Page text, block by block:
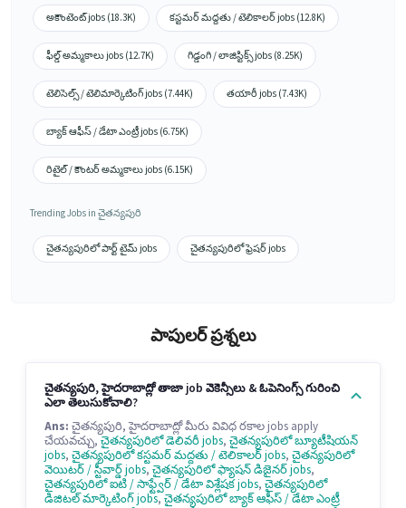
అకౌంటెంట్ jobs (18.3K) కస్టమర్ మద్దతు / టెలికాలర్ jobs (12.8K)
ఫీల్డ్ అమ్మకాలు jobs (12.7K) గిడ్డంగి / లాజిస్టిక్స్ jobs (8.25K)
టెలిసెల్స్ / టెలిమార్కెటింగ్ jobs (7.44K) తయారీ jobs (7.43K)
బ్యాక్ ఆఫీస్ / డేటా ఎంట్రీ jobs (6.75K)
రిటైల్ / కౌంటర్ అమ్మకాలు jobs (6.15K)
Trending Jobs in చైతన్యపురి
చైతన్యపురిలో పార్ట్ టైమ్ jobs చైతన్యపురిలో ఫ్రెషర్ jobs
పాపులర్ ప్రశ్నలు
చైతన్యపురి, హైదరాబాద్లో తాజా job వెకెన్సీలు & ఓపెనింగ్స్ గురించి
ఎలా తెలుసుకోవాలి?
Ans: చైతన్యపురి, హైదరాబాద్లో మీరు వివిధ రకాల jobs apply
చేయవచ్చు, చైతన్యపురిలో డెలివరీ jobs, చైతన్యపురిలో బ్యూటీషియన్
jobs, చైతన్యపురిలో కస్టమర్ మద్దతు / టెలికాలర్ jobs, చైతన్యపురిలో
వెయిటర్ / స్టీవార్డ్ jobs, చైతన్యపురిలో ఫ్యాషన్ డిజైనర్ jobs,
చైతన్యపురిలో ఐటి / సాఫ్ట్వేర్ / డేటా విశ్లేషక jobs, చైతన్యపురిలో
డిజిటల్ మార్కెటింగ్ jobs, చైతన్యపురిలో బ్యాక్ ఆఫీస్ / డేటా ఎంట్రీ